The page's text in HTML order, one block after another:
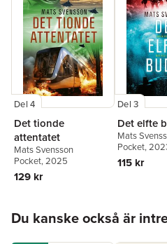
Del 4
Det tionde
attentatet
Mats Svensson
Pocket, 2025
129 kr
Del 3
Det elfte
Mats
Pocket,
115 kr
Du kanske också är